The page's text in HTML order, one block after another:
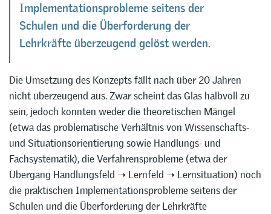
Implementationsprobleme seitens der
Schulen und die Überforderung der
Lehrkräfte überzeugend gelöst werden.
Die Umsetzung des Konzepts fällt nach über 20 Jahren
nicht überzeugend aus. Zwar scheint das Glas halbvoll zu
sein, jedoch konnten weder die theoretischen Mängel
(etwa das problematische Verhältnis von Wissenschafts-
und Situationsorientierung sowie Handlungs- und
Fachsystematik), die Verfahrensprobleme (etwa der
Übergang Handlungsfeld ➝ Lernfeld ➝ Lernsituation) noch
die praktischen Implementationsprobleme seitens der
Schulen und die Überforderung der Lehrkräfte